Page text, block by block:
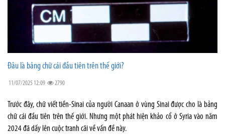
Đâu là bảng chữ cái đầu tiên trên thế giới?
11/07/2025 12:09 2790
Trước đây, chữ viết tiền-Sinai của người Canaan ở vùng Sinai được cho là bảng
chữ cái đầu tiên trên thế giới. Nhưng một phát hiện khảo cổ ở Syria vào năm
2024 đã dấy lên cuộc tranh cãi về vấn đề này.